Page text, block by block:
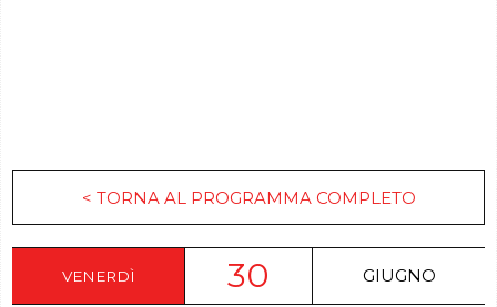
< TORNA AL PROGRAMMA COMPLETO
VENERDÌ 30 GIUGNO